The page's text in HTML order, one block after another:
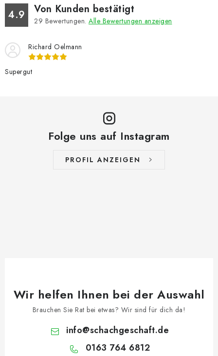
4.9 Von Kunden bestätigt
29 Bewertungen. Alle Bewertungen anzeigen
Richard Oelmann
Supergut
Folge uns auf Instagram
PROFIL ANZEIGEN
Wir helfen Ihnen bei der Auswahl
Brauchen Sie Rat bei etwas? Wir sind für dich da!
info@schachgeschaft.de
0163 764 6812